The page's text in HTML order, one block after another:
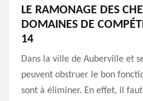
LE RAMONAGE DES
DOMAINES DE
14
Dans la ville de Auberville et
peuvent obstruer le bon
sont à éliminer. En effet, il